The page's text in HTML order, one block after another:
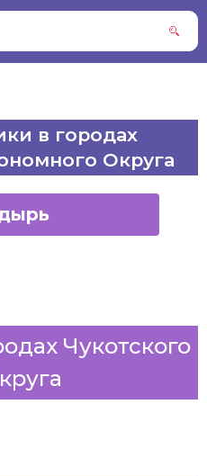
в городах
Округа
Чукотского